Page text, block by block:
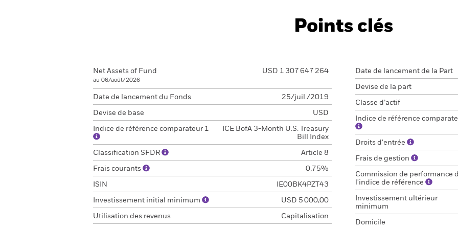
Points clés
Net Assets of Fund
au 06/août/2026
USD 1 307 647 264
Date de lancement du Fonds 25/juil./2019
Devise de base USD
Indice de référence comparateur 1
ICE BofA 3-Month U.S. Treasury
Bill Index
Classification SFDR Article 8
Frais courants 0,75%
ISIN IE00BK4PZT43
Investissement initial minimum USD 5 000,00
Utilisation des revenus Capitalisation
Date de lancement de la Part
Devise de la part
Classe d’actif
Indice de référence
Droits d'entrée
Frais de gestion
Commission de performance
l'indice de référence
Investissement ultérieur
minimum
Domicile